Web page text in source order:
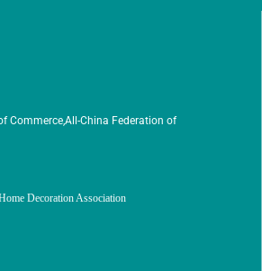
Commerce,All-China Federation of
Decoration Association